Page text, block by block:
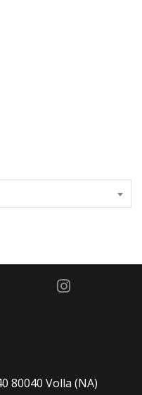
80040 Volla (NA)